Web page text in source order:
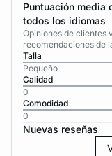
Puntuación media
todos los idiomas
Opiniones de clientes
recomendaciones de
Talla
Pequeño
Calidad
0
Comodidad
0
Nuevas reseñas